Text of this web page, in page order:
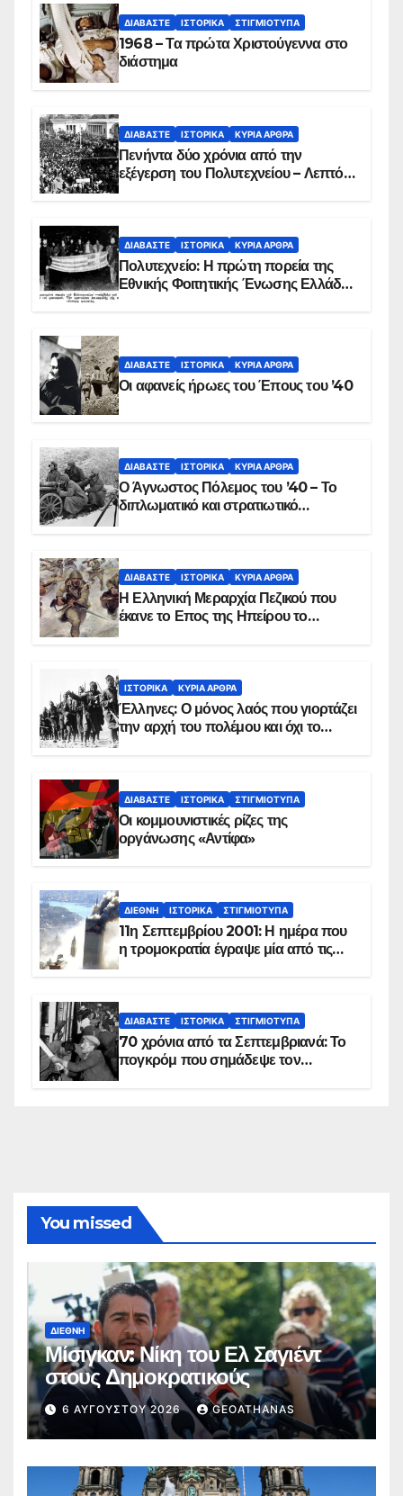
ΔΙΑΒΆΣΤΕ ΙΣΤΟΡΙΚΆ ΣΤΙΓΜΙΌΤΥΠΑ
1968 – Τα πρώτα Χριστούγεννα στο
διάστημα
ΔΙΑΒΆΣΤΕ ΙΣΤΟΡΙΚΆ ΚΥΡΙΑ ΑΡΘΡΑ
Πενήντα δύο χρόνια από την
εξέγερση του Πολυτεχνείου – Λεπτό
ΔΙΑΒΆΣΤΕ ΙΣΤΟΡΙΚΆ ΚΥΡΙΑ ΑΡΘΡΑ
Πολυτεχνείο: Η πρώτη πορεία της
Εθνικής Φοιτητικής Ένωσης Ελλάδος
ΔΙΑΒΆΣΤΕ ΙΣΤΟΡΙΚΆ ΚΥΡΙΑ ΑΡΘΡΑ
Οι αφανείς ήρωες του Έπους του ’40
ΔΙΑΒΆΣΤΕ ΙΣΤΟΡΙΚΆ ΚΥΡΙΑ ΑΡΘΡΑ
Ο Άγνωστος Πόλεμος του ’40 – Το
διπλωματικό και στρατιωτικό
ΔΙΑΒΆΣΤΕ ΙΣΤΟΡΙΚΆ ΚΥΡΙΑ ΑΡΘΡΑ
Η Ελληνική Μεραρχία Πεζικού που
έκανε το Επος της Ηπείρου το
ΙΣΤΟΡΙΚΆ ΚΥΡΙΑ ΑΡΘΡΑ
Έλληνες: Ο μόνος λαός που γιορτάζει
την αρχή του πολέμου και όχι το
ΔΙΑΒΆΣΤΕ ΙΣΤΟΡΙΚΆ ΣΤΙΓΜΙΌΤΥΠΑ
Οι κομμουνιστικές ρίζες της
οργάνωσης «Αντίφα»
ΔΙΕΘΝΉ ΙΣΤΟΡΙΚΆ ΣΤΙΓΜΙΌΤΥΠΑ
11η Σεπτεμβρίου 2001: Η ημέρα που
η τρομοκρατία έγραψε μία από τις
ΔΙΑΒΆΣΤΕ ΙΣΤΟΡΙΚΆ ΣΤΙΓΜΙΌΤΥΠΑ
70 χρόνια από τα Σεπτεμβριανά: Το
πογκρόμ που σημάδεψε τον
You missed
ΔΙΕΘΝΉ
Μίσιγκαν: Νίκη του Ελ Σαγιέντ
στους Δημοκρατικούς
6 ΑΥΓΟΎΣΤΟΥ 2026 GEOATHANAS